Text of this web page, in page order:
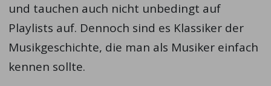
und tauchen auch nicht unbedingt auf
Playlists auf. Dennoch sind es Klassiker der
Musikgeschichte, die man als Musiker einfach
kennen sollte.